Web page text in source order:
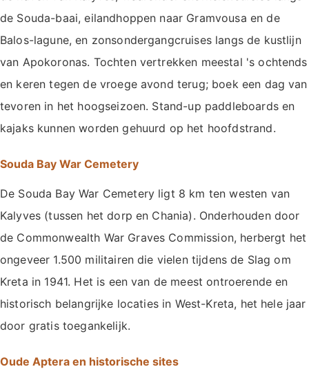
de Souda-baai, eilandhoppen naar Gramvousa en de
Balos-lagune, en zonsondergangcruises langs de kustlijn
van Apokoronas. Tochten vertrekken meestal 's ochtends
en keren tegen de vroege avond terug; boek een dag van
tevoren in het hoogseizoen. Stand-up paddleboards en
kajaks kunnen worden gehuurd op het hoofdstrand.
Souda Bay War Cemetery
De Souda Bay War Cemetery ligt 8 km ten westen van
Kalyves (tussen het dorp en Chania). Onderhouden door
de Commonwealth War Graves Commission, herbergt het
ongeveer 1.500 militairen die vielen tijdens de Slag om
Kreta in 1941. Het is een van de meest ontroerende en
historisch belangrijke locaties in West-Kreta, het hele jaar
door gratis toegankelijk.
Oude Aptera en historische sites